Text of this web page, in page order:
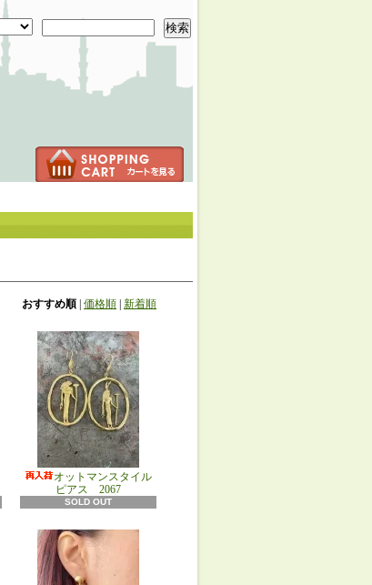
検索
おすすめ順 価格順 新着順
オットマンスタイル
ピアス 2067
SOLD OUT